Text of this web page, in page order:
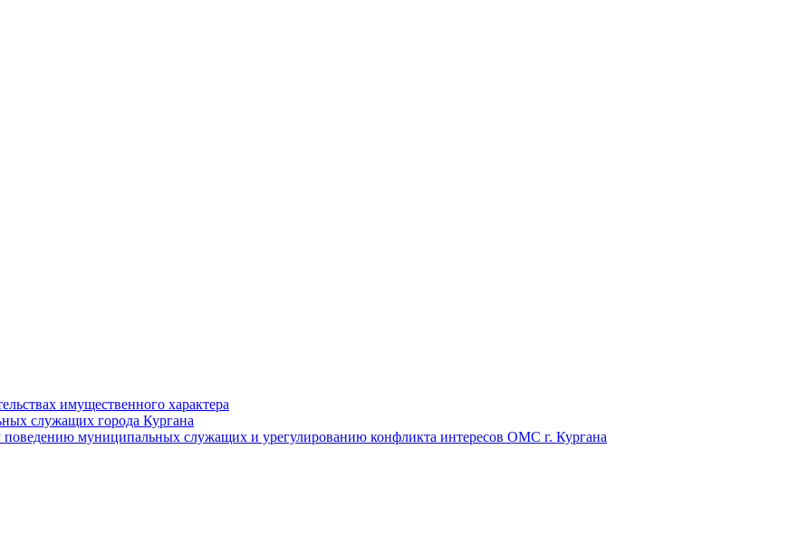
имущественного характера
служащих города Кургана
муниципальных служащих и урегулированию конфликта интересов ОМС г. Кургана